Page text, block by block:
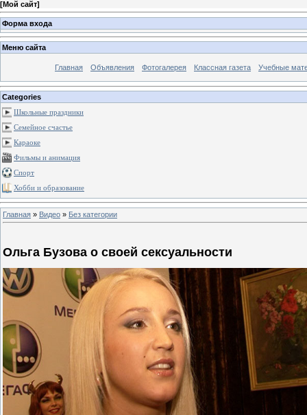
[Мой сайт]
Форма входа
Меню сайта
Главная Объявления Фотогалерея Классная газета Учебные
Categories
Школьные праздники
Семейное счастье
Караоке
Фильмы и анимация
Спорт
Хобби и образование
Главная » Видео » Без категории
Ольга Бузова о своей сексуальности